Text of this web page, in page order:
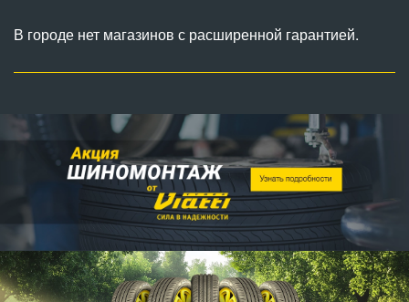
В городе нет магазинов с расширенной гарантией.